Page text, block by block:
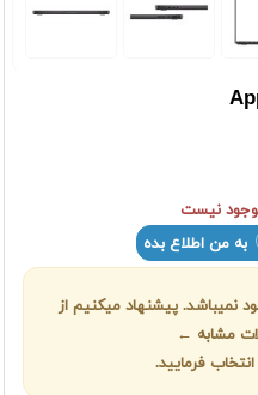
نیست
به من اطلاع بده
نمیباشد. پیشنهاد میکنیم از
مشابه ←
فرمایید.